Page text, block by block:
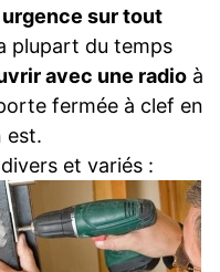
urgence sur tout
plupart du temps
avec une radio à
fermée à clef en
est.
et variés :